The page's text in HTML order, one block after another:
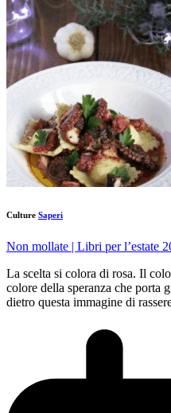
Culture Saperi
Non mollate | Libri per l’estate
La scelta si colora di rosa. Il
colore della speranza che porta
dietro questa immagine di